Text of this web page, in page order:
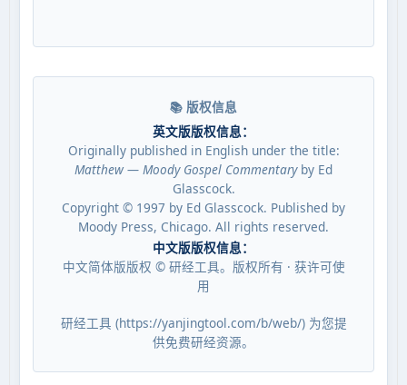
📚 版权信息
英文版版权信息：
Originally published in English under the title:
Matthew — Moody Gospel Commentaryby Ed
Glasscock.
Copyright © 1997 by Ed Glasscock. Published by
Moody Press, Chicago. All rights reserved.
中文版版权信息：
中文简体版版权 © 研经工具。版权所有 · 获许可使
用
研经工具 (https://yanjingtool.com/b/web/) 为您提
供免费研经资源。